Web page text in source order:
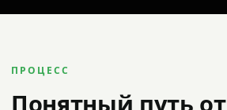
ПРОЦЕСС
Понятный путь от